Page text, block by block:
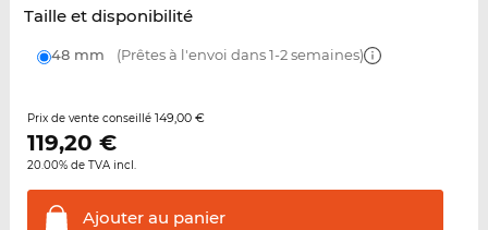
Taille et disponibilité
48 mm (Prêtes à l'envoi dans 1-2 semaines)
Prix de vente conseillé 149,00 €
119,20 €
20.00% de TVA incl.
Ajouter au panier